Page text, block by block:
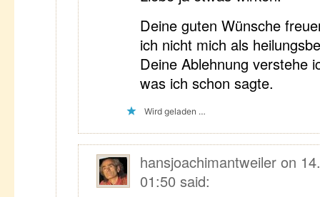
Deine guten Wünsche
ich nicht mich als
Deine Ablehnung verstehe
was ich schon sagte.
Wird geladen …
hansjoachimantweileron
01:50 said: